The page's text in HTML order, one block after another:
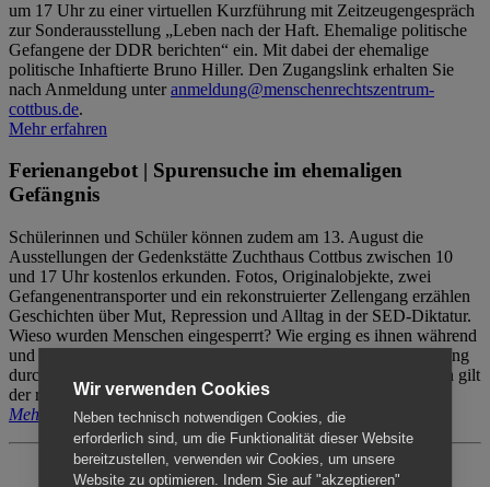
um 17 Uhr zu einer virtuellen Kurzführung mit Zeitzeugengespräch
zur Sonderausstellung „Leben nach der Haft. Ehemalige politische
Gefangene der DDR berichten“ ein. Mit dabei der ehemalige
politische Inhaftierte Bruno Hiller. Den Zugangslink erhalten Sie
nach Anmeldung unteranmeldung@menschenrechtszentrum-
cottbus.de.
Mehr erfahren
Ferienangebot | Spurensuche im ehemaligen
Gefängnis
Schülerinnen und Schüler können zudem am 13. August die
Ausstellungen der Gedenkstätte Zuchthaus Cottbus zwischen 10
und 17 Uhr kostenlos erkunden. Fotos, Originalobjekte, zwei
Gefangenentransporter und ein rekonstruierter Zellengang erzählen
Geschichten über Mut, Repression und Alltag in der SED-Diktatur.
Wieso wurden Menschen eingesperrt? Wie erging es ihnen während
und nach der Haft? Der Besuch erfolgt individuell ohne Betreuung
durch das Menschenrechtszentrum Cottbus. Für Begleitpersonen gilt
der reguläre Eintritt (8€ / ermäßigt 5€).
Mehr erfahren
Wir verwenden Cookies
Neben technisch notwendigen Cookies, die
erforderlich sind, um die Funktionalität dieser Website
bereitzustellen, verwenden wir Cookies, um unsere
Website zu optimieren. Indem Sie auf "akzeptieren"